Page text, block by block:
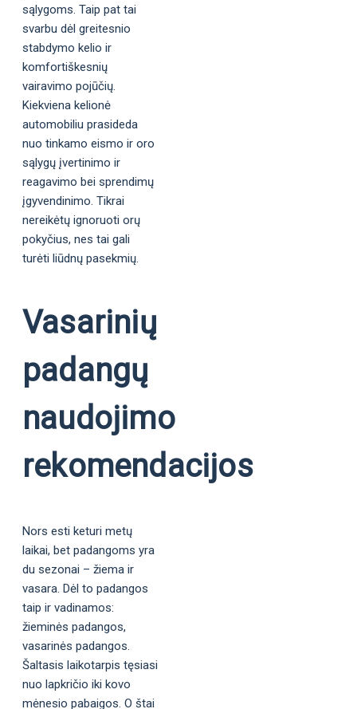
sąlygoms. Taip pat tai
svarbu dėl greitesnio
stabdymo kelio ir
komfortiškesnių
vairavimo pojūčių.
Kiekviena kelionė
automobiliu prasideda
nuo tinkamo eismo ir oro
sąlygų įvertinimo ir
reagavimo bei sprendimų
įgyvendinimo. Tikrai
nereikėtų ignoruoti orų
pokyčius, nes tai gali
turėti liūdnų pasekmių.
Vasarinių
padangų
naudojimo
rekomendacijos
Nors esti keturi metų
laikai, bet padangoms yra
du sezonai – žiema ir
vasara. Dėl to padangos
taip ir vadinamos:
žieminės padangos,
vasarinės padangos.
Šaltasis laikotarpis tęsiasi
nuo lapkričio iki kovo
mėnesio pabaigos. O štai